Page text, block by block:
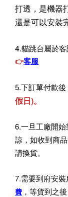
打透，是機器
還是可以安裝
4.貓跳台屬於客
👉客服
5.下訂單付款後
假日)。
6.一旦工廠開
諒，如收到商
請換貨。
7.需要到府安
費 ，等貨到之